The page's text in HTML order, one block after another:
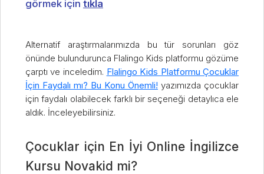
görmek için tıkla
Alternatif araştırmalarımızda bu tür sorunları göz
önünde bulundurunca Flalingo Kids platformu gözüme
çarptı ve inceledim. Flalingo Kids Platformu Çocuklar
İçin Faydalı mı? Bu Konu Önemli! yazımızda çocuklar
için faydalı olabilecek farklı bir seçeneği detaylıca ele
aldık. İnceleyebilirsiniz.
Çocuklar için En İyi Online İngilizce
Kursu Novakid mi?